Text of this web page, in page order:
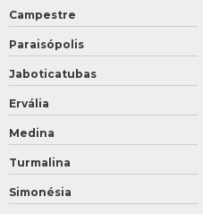
Campestre
Paraisópolis
Jaboticatubas
Ervália
Medina
Turmalina
Simonésia